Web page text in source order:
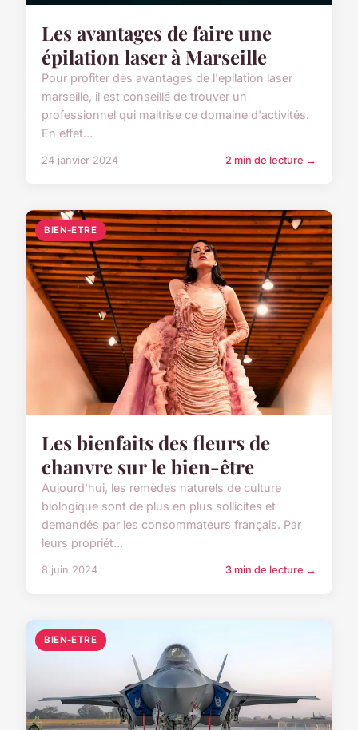
Les avantages de faire une
épilation laser à Marseille
Pour profiter des avantages de l'epilation laser
marseille, il est conseillé de trouver un
professionnel qui maitrise ce domaine d'activités.
En effet...
24 janvier 2024 2 min de lecture →
BIEN-ETRE
Les bienfaits des fleurs de
chanvre sur le bien-être
Aujourd'hui, les remèdes naturels de culture
biologique sont de plus en plus sollicités et
demandés par les consommateurs français. Par
leurs propriét...
8 juin 2024 3 min de lecture →
BIEN-ETRE